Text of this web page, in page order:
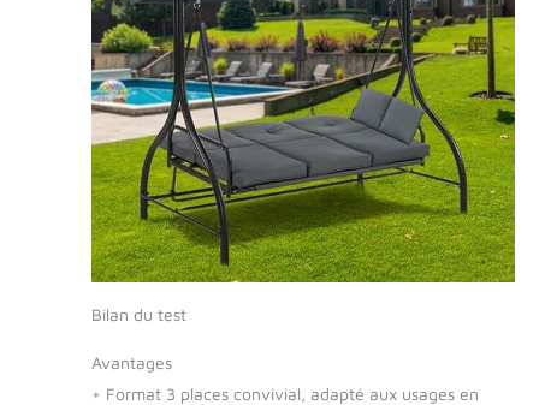
Bilan du test
Avantages
+ Format 3 places convivial, adapté aux usages en